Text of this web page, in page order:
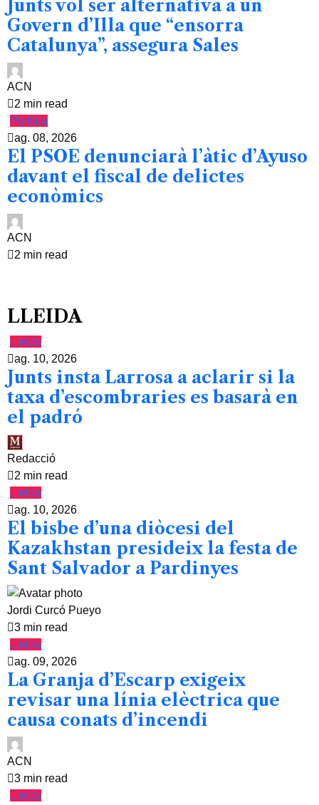
Junts vol ser alternativa a un
Govern d’Illa que “ensorra
Catalunya”, assegura Sales
ACN
2 min read
Política
ag. 08, 2026
El PSOE denunciarà l’àtic d’Ayuso
davant el fiscal de delictes
econòmics
ACN
2 min read
LLEIDA
Lleida
ag. 10, 2026
Junts insta Larrosa a aclarir si la
taxa d’escombraries es basarà en
el padró
Redacció
2 min read
Lleida
ag. 10, 2026
El bisbe d’una diòcesi del
Kazakhstan presideix la festa de
Sant Salvador a Pardinyes
Jordi Curcó Pueyo
3 min read
Lleida
ag. 09, 2026
La Granja d’Escarp exigeix
revisar una línia elèctrica que
causa conats d’incendi
ACN
3 min read
Lleida